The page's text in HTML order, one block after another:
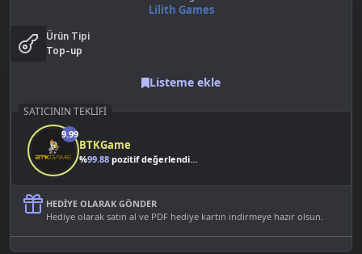
Lilith Games
Ürün Tipi
Top-up
Listeme ekle
SATICININ TEKLIFI
9.99
BTKGame
%99.88 pozitif değerlendirme
HEDIYE OLARAK GÖNDER
Hediye olarak satın al ve PDF hediye kartın indirmeye hazır olsun.